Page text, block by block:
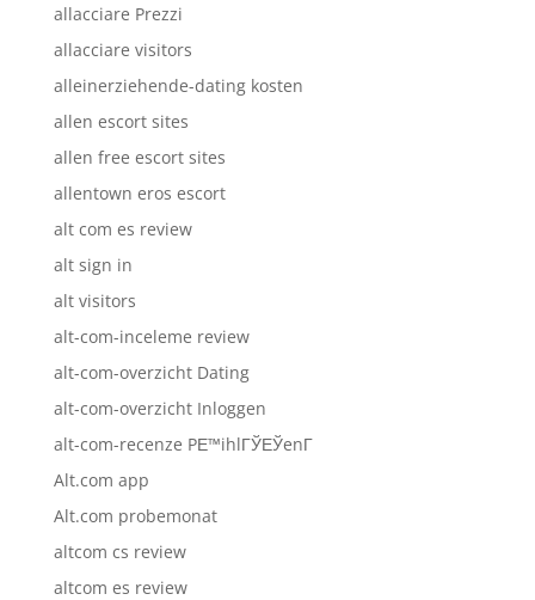
allacciare Prezzi
allacciare visitors
alleinerziehende-dating kosten
allen escort sites
allen free escort sites
allentown eros escort
alt com es review
alt sign in
alt visitors
alt-com-inceleme review
alt-com-overzicht Dating
alt-com-overzicht Inloggen
alt-com-recenze PЕ™ihlГЎЕЎenГ­
Alt.com app
Alt.com probemonat
altcom cs review
altcom es review